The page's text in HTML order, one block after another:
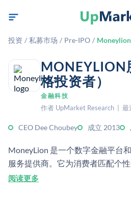
投资 / 私募市场 / Pre-IPO /
MONEYLION
格投资者）
金融科技
作者 UpMarket Research |
CEO Dee Choubey 成立 2013
MoneyLion 是一个数字金融平台
服务提供商。它为消费者匹配个
款、赚钱以及学习理财等服务。
阅读更多